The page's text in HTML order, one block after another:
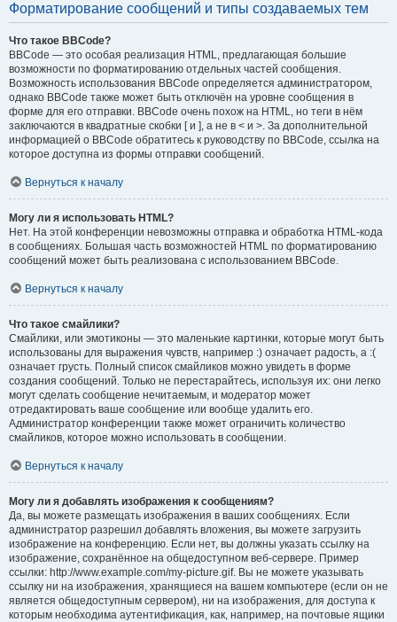
Форматирование сообщений и типы создаваемых тем
Что такое BBCode?
BBCode — это особая реализация HTML, предлагающая большие
возможности по форматированию отдельных частей сообщения.
Возможность использования BBCode определяется администратором,
однако BBCode также может быть отключён на уровне сообщения в
форме для его отправки. BBCode очень похож на HTML, но теги в нём
заключаются в квадратные скобки [ и ], а не в < и >. За дополнительной
информацией о BBCode обратитесь к руководству по BBCode, ссылка на
которое доступна из формы отправки сообщений.
Вернуться к началу
Могу ли я использовать HTML?
Нет. На этой конференции невозможны отправка и обработка HTML-кода
в сообщениях. Большая часть возможностей HTML по форматированию
сообщений может быть реализована с использованием BBCode.
Вернуться к началу
Что такое смайлики?
Смайлики, или эмотиконы — это маленькие картинки, которые могут быть
использованы для выражения чувств, например :) означает радость, а :(
означает грусть. Полный список смайликов можно увидеть в форме
создания сообщений. Только не перестарайтесь, используя их: они легко
могут сделать сообщение нечитаемым, и модератор может
отредактировать ваше сообщение или вообще удалить его.
Администратор конференции также может ограничить количество
смайликов, которое можно использовать в сообщении.
Вернуться к началу
Могу ли я добавлять изображения к сообщениям?
Да, вы можете размещать изображения в ваших сообщениях. Если
администратор разрешил добавлять вложения, вы можете загрузить
изображение на конференцию. Если нет, вы должны указать ссылку на
изображение, сохранённое на общедоступном веб-сервере. Пример
ссылки: http://www.example.com/my-picture.gif. Вы не можете указывать
ссылку ни на изображения, хранящиеся на вашем компьютере (если он не
является общедоступным сервером), ни на изображения, для доступа к
которым необходима аутентификация, как, например, на почтовые ящики